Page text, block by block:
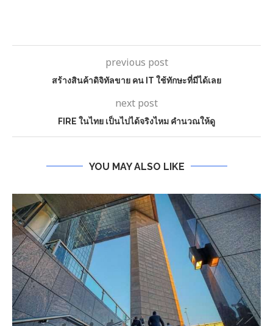
previous post
สร้างสินค้าดิจิทัลขาย คน IT ใช้ทักษะที่มีได้เลย
next post
FIRE ในไทย เป็นไปได้จริงไหม คำนวณให้ดู
YOU MAY ALSO LIKE